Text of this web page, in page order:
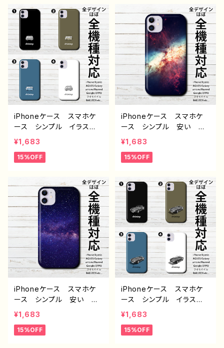
ャラクター ほぼ 全機種対
応 メンズ iPhone15/14/
13/12/11 AQUOS Xperi
a Googlepixel Galaxy
Android アンドロイ
ド おすすめ 個性的 人
気 イラストレーター 絵
師 クリエイター オリジ
ナル デザイン グッズ タ
イトル：豚王族（ブラック）
イター 高校生 男子 iP
hone17/16/15/14/13 AQ
UOS sense 4 5 6 Xper
ia Googlepixel Galax
y Android アンドロイ
ド ケース ノンブランド
オリジナル デザイン グッ
ズ タイトル：海月 J1-9
iPhoneケース スマホケ
ース シンプル イラス
ト 安い かっこいい お
しゃれ クール メンズ
レディース 車 個性的
ター 高校生 男子 iPh
one17/16/15/14/13 AQU
OS sense 4 5 6 Xperia
Googlepixel Galaxy
Android アンドロイ
ド ケース ノンブランド
オリジナル デザイン グッ
ズ タイトル：シンプル スマ
ホケース PART380 J1-9
¥1,683
15%OFF
iPhoneケース スマホケ
ース シンプル 安い お
しゃれ メンズ レディー
ス かっこいい 個性的
おすすめ 人気 クリエイ
one17/16/15/14/13 AQU
OS sense 4 5 6 Xperia
Googlepixel Galaxy
Android アンドロイ
ド ケース ノンブランド
オリジナル デザイン グッ
ズ 宇宙柄 タイトル：シン
プル スマホケース PART4
98 J1-9
¥1,683
15%OFF
iPhoneケース スマホケ
ース シンプル 安い お
しゃれ メンズ レディー
ス かっこいい エモい画
像 個性的 おすすめ 人
¥1,683
15%OFF
iPhoneケース スマホケ
ース シンプル イラス
ト 安い かっこいい お
しゃれ クール メンズ
車 個性的 おすすめ 人
¥1,683
15%OFF